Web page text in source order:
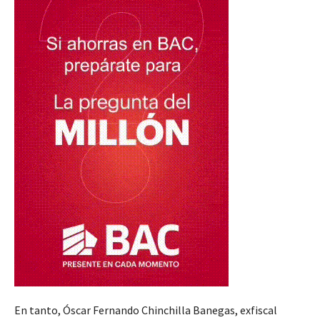
En tanto, Óscar Fernando Chinchilla Banegas, exfiscal